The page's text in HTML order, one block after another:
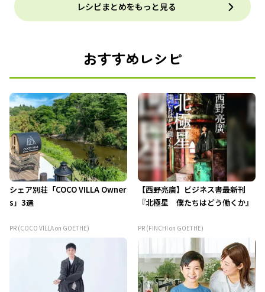
レシピまとめをもっと見る
おすすめレシピ
シェア別荘「COCO VILLA Owner
s」3選
PR (COCO VILLA on GOETHE)
【西野亮廣】ビジネス書最新刊
『北極星 僕たちはどう働くか』
PR (FINCHI on GOETHE)